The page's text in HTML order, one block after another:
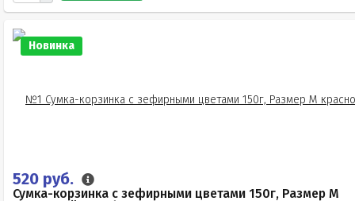
Новинка
520 руб.
Сумка-корзинка с зефирными цветами 150г, Размер М